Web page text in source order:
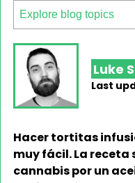
Luke
Last
Hacer tortitas
muy fácil. La
cannabis por un